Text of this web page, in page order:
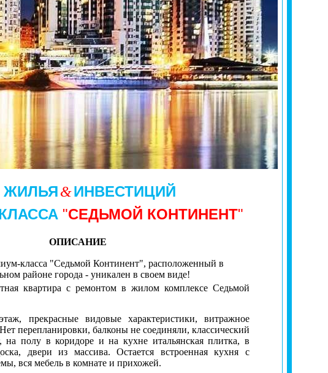
ЖИЛЬЯ&ИНВЕСТИЦИЙ
"СЕДЬМОЙ КОНТИНЕНТ"
ОПИСАНИЕ
класса "Седьмой Континент", расположенный в
районе города - уникален в своем виде!
квартира с ремонтом в жилом комплексе Седьмой
прекрасные видовые характеристики, витражное
перепланировки, балконы не соединяли, классический
на полу в коридоре и на кухне итальянская плитка, в
двери из массива. Остается встроенная кухня с
вся мебель в комнате и прихожей.